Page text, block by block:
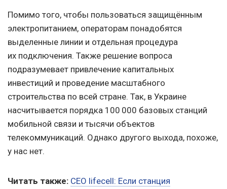
Помимо того, чтобы пользоваться защищённым
электропитанием, операторам понадобятся
выделенные линии и отдельная процедура
их подключения. Также решение вопроса
подразумевает привлечение капитальных
инвестиций и проведение масштабного
строительства по всей стране. Так, в Украине
насчитывается порядка 100 000 базовых станций
мобильной связи и тысячи объектов
телекоммуникаций. Однако другого выхода, похоже,
у нас нет.
Читать также: СЕО lifecell: Если станция